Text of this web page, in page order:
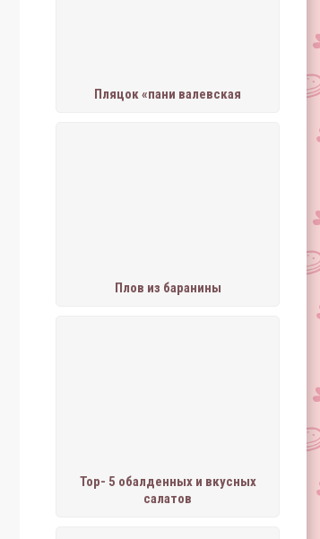
Пляцок «пани валевская
Плов из баранины
Тор- 5 обалденных и вкусных
салатов